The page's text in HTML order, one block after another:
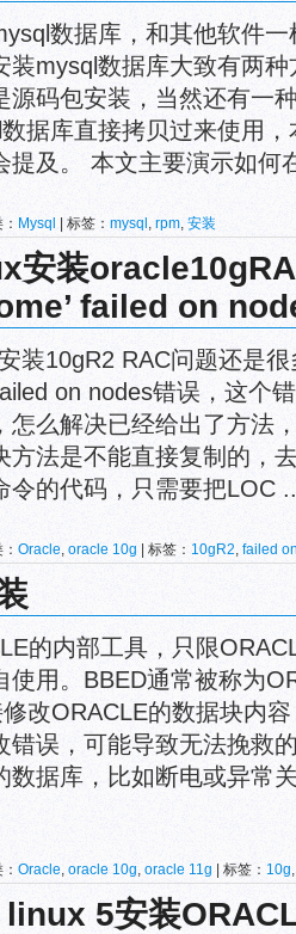
数据库，和其他软件
装mysql数据库大致有两
源码包安装，当然还有一
据库直接拷贝过来使用
提及。 本文主要演示如何
Mysql | 标签： mysql , rpm, 安装
安装
failed on
装10gR2 RAC问题还是
on nodes错误，这个
怎么解决已经给出了方法
方法是不能直接复制的，
令的代码，只需要把LOC
Oracle, oracle 10g | 标签： 10gR2, failed
的内部工具，只限
使用。BBED通常被称为
改ORACLE的数据块内
错误，可能导致无法挽救
数据库，比如断电或异常
Oracle, oracle 10g, oracle 11g | 标签： 10g
5安装